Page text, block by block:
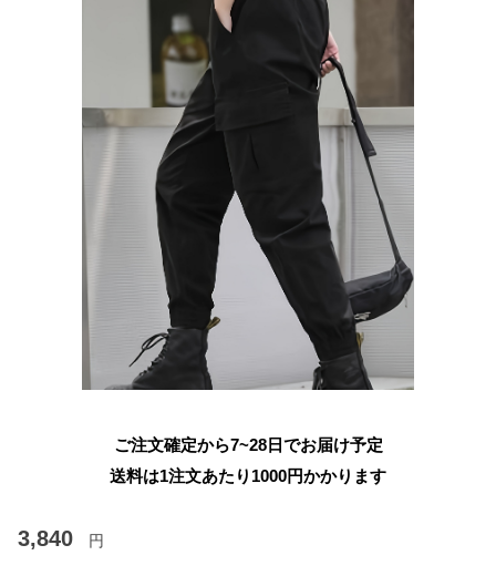
ご注文確定から7~28日でお届け予定
送料は1注文あたり 1000円かかります
3,840 円